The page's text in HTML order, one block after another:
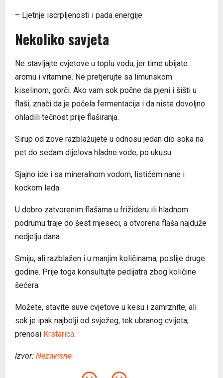
– Ljetnje iscrpljenosti i pada energije
Nekoliko savjeta
Ne stavljajte cvjetove u toplu vodu, jer time ubijate
aromu i vitamine. Ne pretjerujte sa limunskom
kiselinom, gorči. Ako vam sok počne da pjeni i šišti u
flaši, znači da je počela fermentacija i da niste dovoljno
ohladili tečnost prije flaširanja.
Sirup od zove razblažujete u odnosu jedan dio soka na
pet do sedam dijelova hladne vode, po ukusu.
Sjajno ide i sa mineralnom vodom, listićem nane i
kockom leda.
U dobro zatvorenim flašama u frižideru ili hladnom
podrumu traje do šest mjeseci, a otvorena flaša najduže
nedjelju dana.
Smiju, ali razblažen i u manjim količinama, poslije druge
godine. Prije toga konsultujte pedijatra zbog količine
šećera.
Možete, stavite suve cvjetove u kesu i zamrznite, ali
sok je ipak najbolji od svježeg, tek ubranog cvijeta,
prenosi Krstarica.
Izvor: Nezavisne